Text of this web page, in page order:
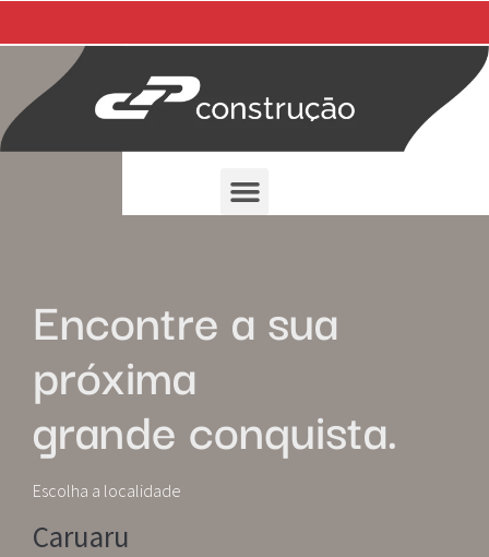
Encontre a sua
próxima
grande conquista.
Escolha a localidade
Caruaru